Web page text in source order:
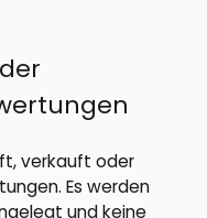
verkauft oder
Es werden
und keine